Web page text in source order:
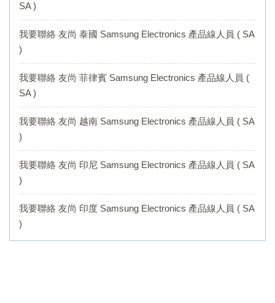
SA )
我要聯絡 友尚 泰國 Samsung Electronics 產品線人員 ( SA
)
我要聯絡 友尚 菲律賓 Samsung Electronics 產品線人員 (
SA )
我要聯絡 友尚 越南 Samsung Electronics 產品線人員 ( SA
)
我要聯絡 友尚 印尼 Samsung Electronics 產品線人員 ( SA
)
我要聯絡 友尚 印度 Samsung Electronics 產品線人員 ( SA
)